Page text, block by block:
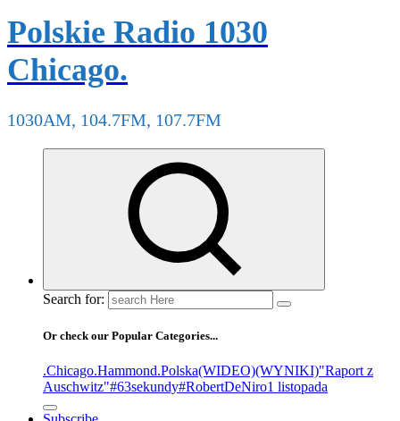
Polskie Radio 1030
Chicago.
1030AM, 104.7FM, 107.7FM
Search for:
Or check our Popular Categories...
.Chicago.Hammond.Polska(WIDEO)(WYNIKI)"Raport z
Auschwitz"#63sekundy#RobertDeNiro1 listopada